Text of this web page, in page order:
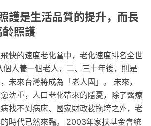
護是生活品質的提升，而長
齡照護
快的速度老化當中，老化速度排名全世
個人養一個老人，二、三十年後，則是
未來台灣將成為「老人國」。 未來，
沈重，人口老化帶來的隱憂，除了醫療
找不到病床、國家財政被拖垮之外，老
時代已然來臨。 2003年家扶基金會統